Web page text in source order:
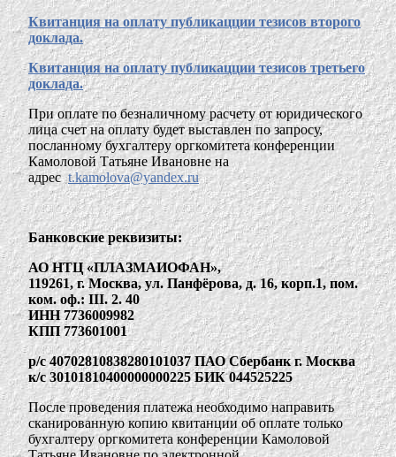
Квитанция на оплату публикацции тезисов второго
доклада.
Квитанция на оплату публикацции тезисов третьего
доклада.
При оплате по безналичному расчету от юридического
лица счет на оплату будет выставлен по запросу,
посланному бухгалтеру оргкомитета конференции
Камоловой Татьяне Ивановне на
адресt.kamolova@yandex.ru
Банковские реквизиты:
АО НТЦ «ПЛАЗМАИОФАН»,
119261, г. Москва, ул. Панфёрова, д. 16, корп.1, пом.
ком. оф.: III. 2. 40
ИНН 7736009982
КПП 773601001
р/с 40702810838280101037ПАО Сбербанк г. Москва
к/с 30101810400000000225БИК 044525225
После проведения платежа необходимо направить
сканированную копию квитанции об оплате только
бухгалтеру оргкомитета конференции Камоловой